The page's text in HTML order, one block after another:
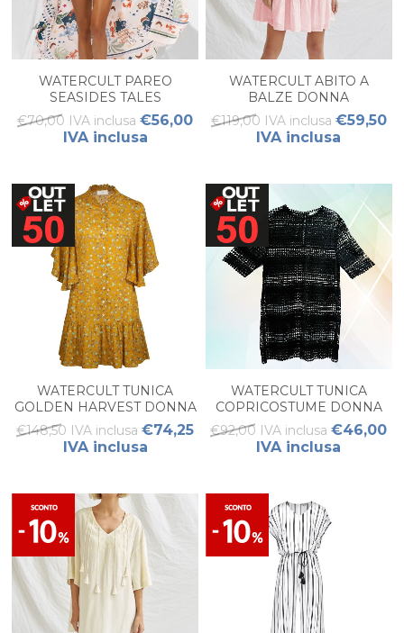
WATERCULT PAREO
SEASIDES TALES
€70,00 IVA inclusa €56,00
IVA inclusa
WATERCULT ABITO A
BALZE DONNA
€119,00 IVA inclusa €59,50
IVA inclusa
WATERCULT TUNICA
GOLDEN HARVEST DONNA
€148,50 IVA inclusa €74,25
IVA inclusa
WATERCULT TUNICA
COPRICOSTUME DONNA
€92,00 IVA inclusa €46,00
IVA inclusa